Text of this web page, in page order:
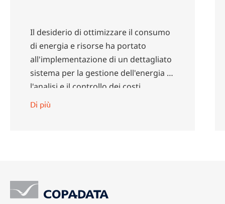
Il desiderio di ottimizzare il consumo
di energia e risorse ha portato
all'implementazione di un dettagliato
sistema per la gestione dell'energia e
l'analisi e il controllo dei costi.
Di più